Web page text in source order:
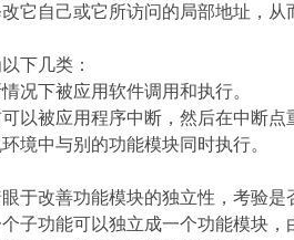
它自己或它所访问的局部地址，从
下几类：
况下被应用软件调用和执行。
以被应用程序中断，然后在中断点
境中与别的功能模块同时执行。
于改善功能模块的独立性，考验
子功能可以独立成一个功能模块